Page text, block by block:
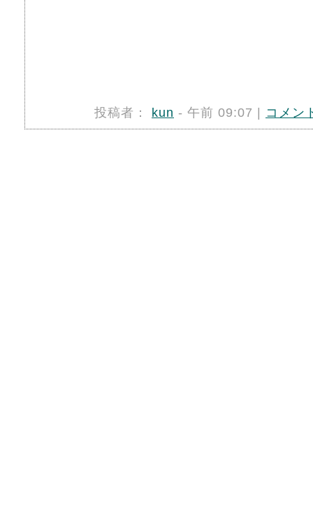
投稿者： kun - 午前 09:07 | コメン